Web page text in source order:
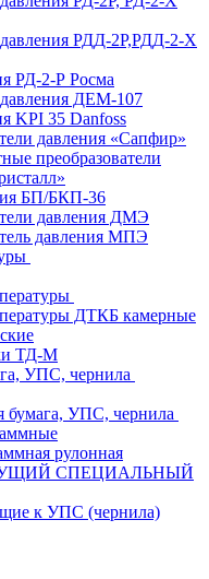
давления РДД-2Р,РДД-2-Х
РД-2-Р Росма
давления ДЕМ-107
KPI 35 Danfoss
давления «Сапфир»
преобразователи
БП/БКП-36
давления ДМЭ
давления МПЭ
ДТКБ камерные
ТД-М
УПС, чернила
бумага, УПС, чернила
рулонная
СПЕЦИАЛЬНЫЙ
к УПС (чернила)